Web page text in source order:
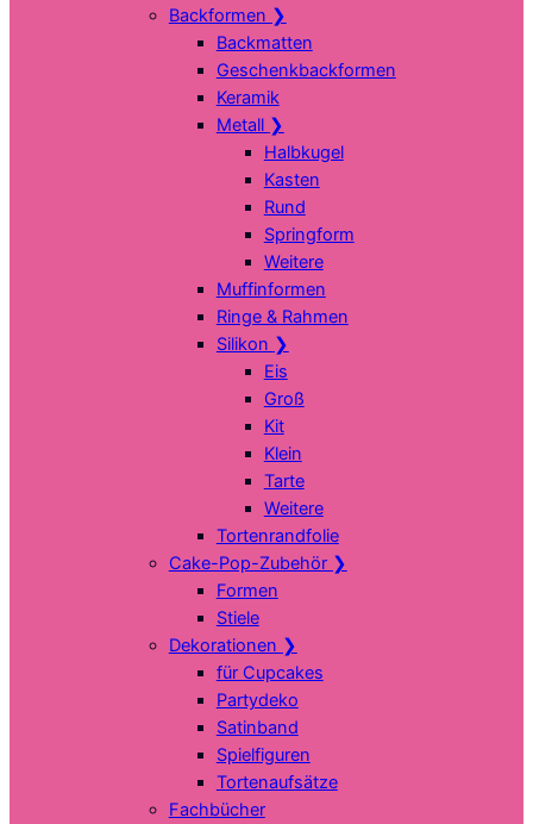
Backformen ❯
Backmatten
Geschenkbackformen
Keramik
Metall ❯
Halbkugel
Kasten
Rund
Springform
Weitere
Muffinformen
Ringe & Rahmen
Silikon ❯
Eis
Groß
Kit
Klein
Tarte
Weitere
Tortenrandfolie
Cake-Pop-Zubehör ❯
Formen
Stiele
Dekorationen ❯
für Cupcakes
Partydeko
Satinband
Spielfiguren
Tortenaufsätze
Fachbücher